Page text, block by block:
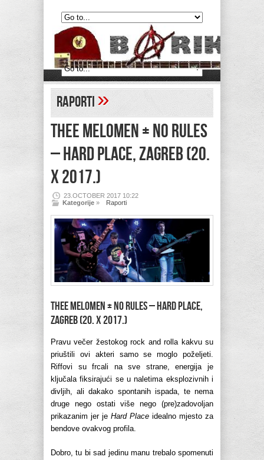
Raporti»
THEE MELOMEN + NO RULES
– Hard Place, Zagreb (20.
X 2017.)
23.OCTOBER 2017 10:22
Kategorije » Raporti
THEE MELOMEN + NO RULES – Hard Place,
Zagreb (20. X 2017.)
Pravu večer žestokog rock and rolla kakvu su
priuštili ovi akteri samo se moglo poželjeti.
Riffovi su frcali na sve strane, energija je
ključala fiksirajući se u naletima eksplozivnih i
divljih, ali dakako spontanih ispada, te nema
druge nego ostati više nego (pre)zadovoljan
prikazanim jer je Hard Place idealno mjesto za
bendove ovakvog profila.
Dobro, tu bi sad jedinu manu trebalo spomenuti